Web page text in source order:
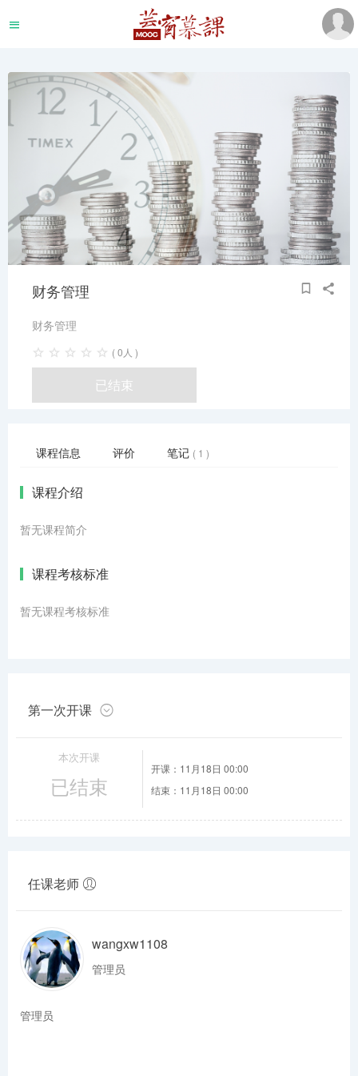
财务管理
财务管理
( 0人 )
已结束
课程信息 评价 笔记 ( 1 )
课程介绍
暂无课程简介
课程考核标准
暂无课程考核标准
第一次开课
本次开课
已结束
开课：11月18日 00:00
结束：11月18日 00:00
任课老师
wangxw1108
管理员
管理员